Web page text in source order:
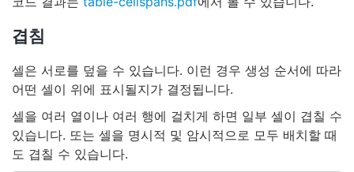
겹침
셀은 서로를 덮을 수 있습니다. 이런 경우 생성 순서에 따라
어떤 셀이 위에 표시될지가 결정됩니다.
셀을 여러 열이나 여러 행에 걸치게 하면 일부 셀이 겹칠 수
있습니다. 또는 셀을 명시적 및 암시적으로 모두 배치할 때
도 겹칠 수 있습니다.